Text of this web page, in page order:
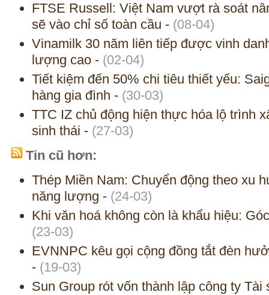
FTSE Russell: Việt Nam vượt rà soát
sẽ vào chỉ số toàn cầu - (08-04)
Vinamilk 30 năm liên tiếp được vinh
lượng cao - (02-04)
Tiết kiệm đến 50% chi tiêu thiết yếu:
hàng gia đình - (30-03)
TTC IZ chủ động hiện thực hóa lộ trình
sinh thái - (27-03)
Tin cũ hơn:
Thép Miền Nam: Chuyển động theo xu
năng lượng - (24-03)
Khi văn hoá không còn là khẩu hiệu:
(23-03)
EVNNPC kêu gọi cộng đồng tắt đèn
- (19-03)
Sun Group rót vốn thành lập công ty Tài